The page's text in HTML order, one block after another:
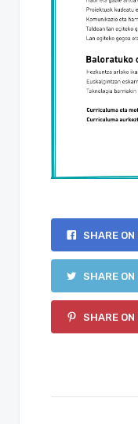
SHARE ON
SHARE
SHARE